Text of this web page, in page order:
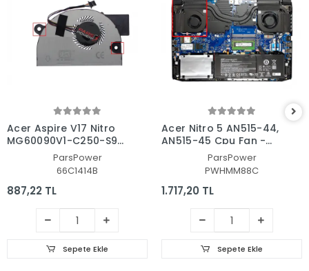
Acer Aspire V17 Nitro
MG60090V1-C250-S9C
CPU Fan - İşlemci Fanı
ParsPower
66C1414B
887,22 TL
Sepete Ekle
Acer Nitro 5 AN515-44,
AN515-45 Cpu Fan -
İşlemci Fanı Ver.2
ParsPower
PWHMM88C
1.717,20 TL
Sepete Ekle